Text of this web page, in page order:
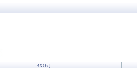
ВХОД